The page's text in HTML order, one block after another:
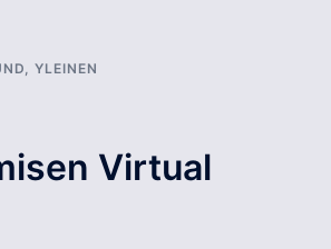
,YLEINEN
Virtual